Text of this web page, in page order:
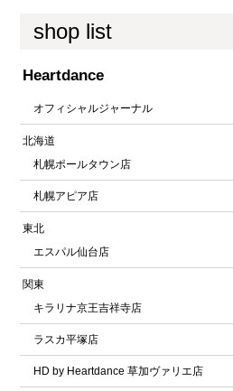
shop list
Heartdance
オフィシャルジャーナル
北海道
札幌ポールタウン店
札幌アピア店
東北
エスパル仙台店
関東
キラリナ京王吉祥寺店
ラスカ平塚店
HD by Heartdance 草加ヴァリエ店